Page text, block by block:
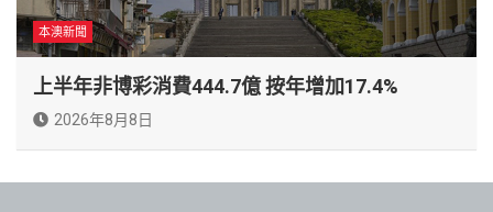
本澳新聞
上半年非博彩消費444.7億 按年增加17.4%
2026年8月8日